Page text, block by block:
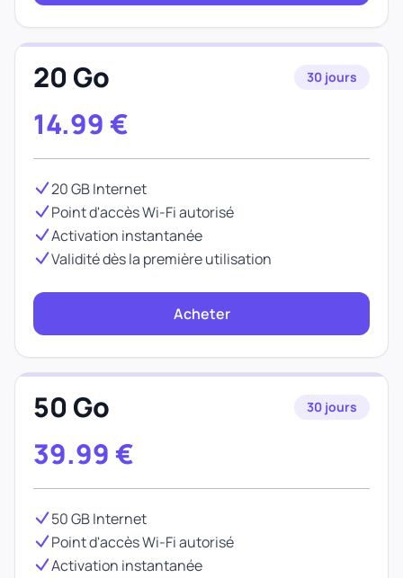
20 Go 30 jours
14.99 €
20 GB Internet
Point d'accès Wi-Fi autorisé
Activation instantanée
Validité dès la première utilisation
Acheter
50 Go 30 jours
39.99 €
50 GB Internet
Point d'accès Wi-Fi autorisé
Activation instantanée